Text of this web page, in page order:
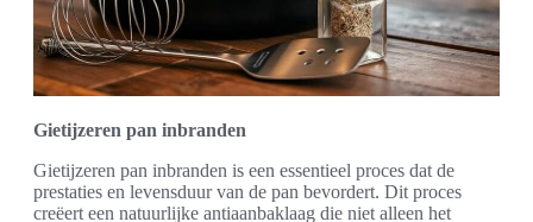
Gietijzeren pan inbranden
Gietijzeren pan inbranden is een essentieel proces dat de
prestaties en levensduur van de pan bevordert. Dit proces
creëert een natuurlijke antiaanbaklaag die niet alleen het